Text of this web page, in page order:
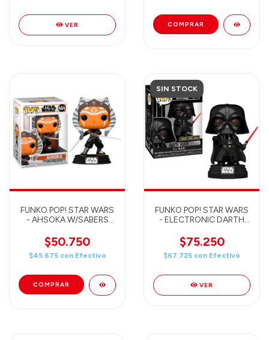
VER
FUNKO POP! STAR WARS
- AHSOKA W/SABERS
$50.750
$45.675 con Efectivo
SIN STOCK
FUNKO POP! STAR WARS
- ELECTRONIC DARTH
SOOUNDS 795
$75.250
$67.725 con Efectivo
VER